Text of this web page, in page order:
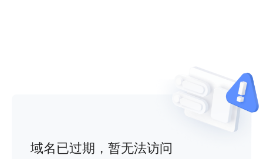
域名已过期，暂无法访问